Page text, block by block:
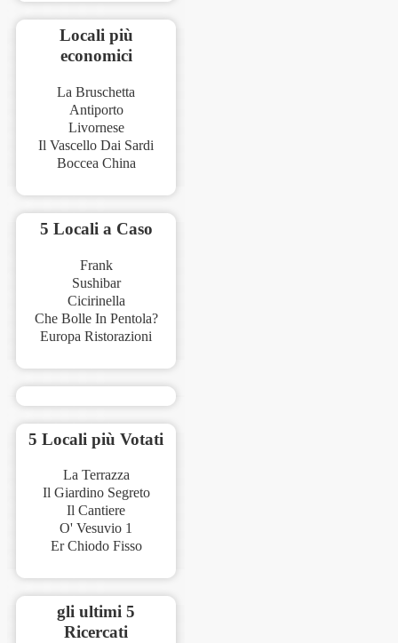
Locali più
economici
La Bruschetta
Antiporto
Livornese
Il Vascello Dai Sardi
Boccea China
5 Locali a Caso
Frank
Sushibar
Cicirinella
Che Bolle In Pentola?
Europa Ristorazioni
5 Locali più Votati
La Terrazza
Il Giardino Segreto
Il Cantiere
O' Vesuvio 1
Er Chiodo Fisso
gli ultimi 5
Ricercati